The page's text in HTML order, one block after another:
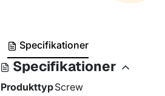
Specifikationer
Specifikationer
ProdukttypScrew